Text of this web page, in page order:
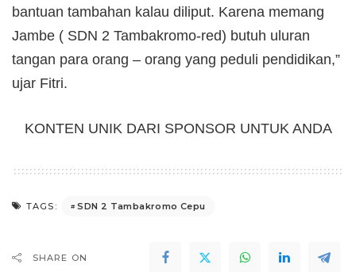
bantuan tambahan kalau diliput. Karena memang
Jambe ( SDN 2 Tambakromo-red) butuh uluran
tangan para orang – orang yang peduli pendidikan,”
ujar Fitri.
KONTEN UNIK DARI SPONSOR UNTUK ANDA
TAGS: SDN 2 Tambakromo Cepu
SHARE ON